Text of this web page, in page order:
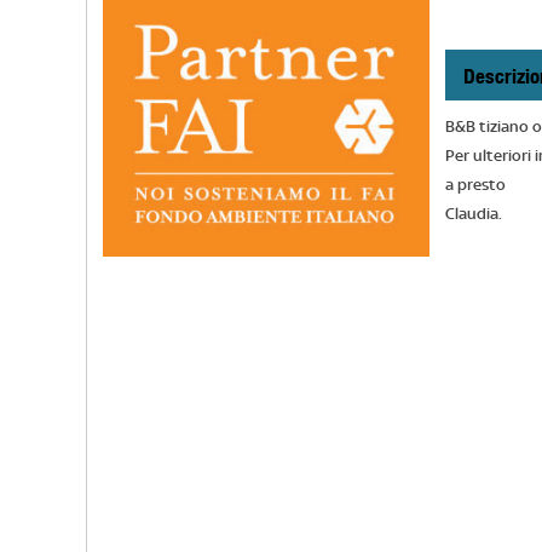
B&B tiziano
Per ulteriori
a presto
Claudia.